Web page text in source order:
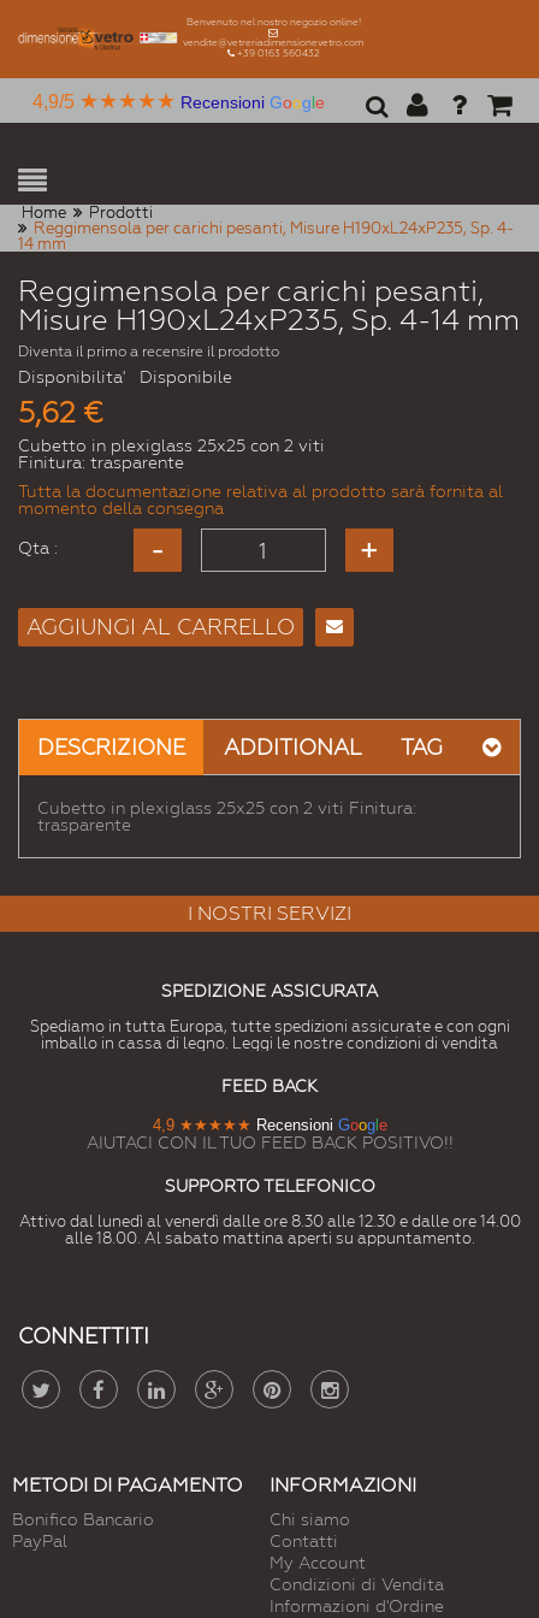
Benvenuto nel nostro negozio online!
vendite@vetreriadimensionevetro.com
+39 0163 560432
4,9/5 ★★★★★ Recensioni Google
Home
Prodotti
Reggimensola per carichi pesanti, Misure H190xL24xP235, Sp. 4-
14 mm
Reggimensola per carichi pesanti,
Misure H190xL24xP235, Sp. 4-14 mm
Diventa il primo a recensire il prodotto
Disponibilita' Disponibile
5,62 €
Cubetto in plexiglass 25x25 con 2 viti
Finitura: trasparente
Tutta la documentazione relativa al prodotto sarà fornita al
momento della consegna
Qta :
AGGIUNGI AL CARRELLO
Amico
DESCRIZIONE ADDITIONAL TAG
Cubetto in plexiglass 25x25 con 2 viti Finitura:
trasparente
I NOSTRI SERVIZI
SPEDIZIONE ASSICURATA
Spediamo in tutta Europa, tutte spedizioni assicurate e con ogni
imballo in cassa di legno. Leggi le nostre condizioni di vendita
FEED BACK
4,9 ★★★★★ Recensioni Googl e
AIUTACI CON IL TUO FEED BACK POSITIVO!!
SUPPORTO TELEFONICO
Attivo dal lunedì al venerdì dalle ore 8.30 alle 12.30 e dalle ore 14.00
alle 18.00. Al sabato mattina aperti su appuntamento.
CONNETTITI
METODI DI PAGAMENTO
Bonifico Bancario
PayPal
INFORMAZIONI
Chi siamo
Contatti
My Account
Condizioni di Vendita
Informazioni d'Ordine